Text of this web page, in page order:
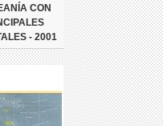
CON
- 2001